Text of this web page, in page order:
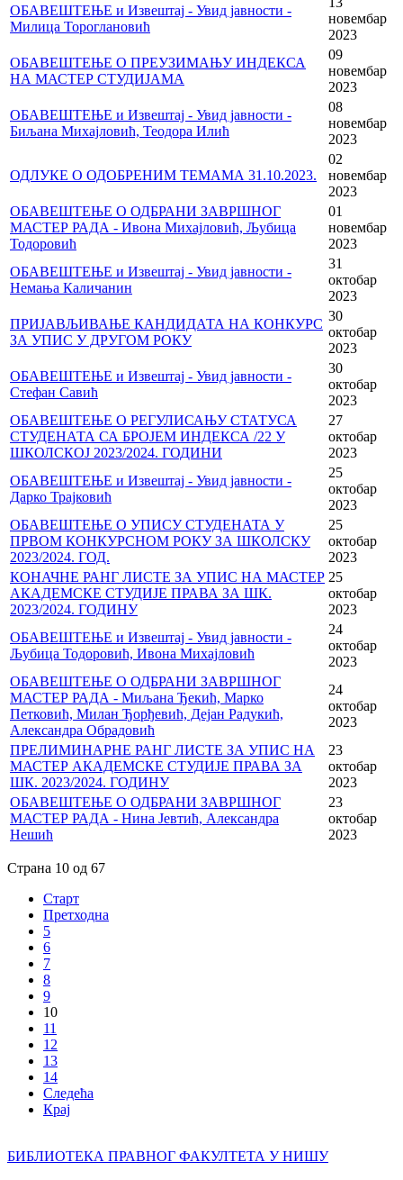
ОБАВЕШТЕЊЕ и Извештај - Увид јавности -
Милица Тороглановић
новембар
2023
ОБАВЕШТЕЊЕ О ПРЕУЗИМАЊУ ИНДЕКСА
НА МАСТЕР СТУДИЈАМА
09
новембар
2023
ОБАВЕШТЕЊЕ и Извештај - Увид јавности -
Биљана Михајловић, Теодора Илић
08
новембар
2023
ОДЛУКЕ О ОДОБРЕНИМ ТЕМАМА 31.10.2023.
02
новембар
2023
ОБАВЕШТЕЊЕ О ОДБРАНИ ЗАВРШНОГ
МАСТЕР РАДА - Ивона Михајловић, Љубица
Тодоровић
01
новембар
2023
ОБАВЕШТЕЊЕ и Извештај - Увид јавности -
Немања Каличанин
31
октобар
2023
ПРИЈАВЉИВАЊЕ КАНДИДАТА НА КОНКУРС
ЗА УПИС У ДРУГОМ РОКУ
30
октобар
2023
ОБАВЕШТЕЊЕ и Извештај - Увид јавности -
Стефан Савић
30
октобар
2023
ОБАВЕШТЕЊЕ О РЕГУЛИСАЊУ СТАТУСА
СТУДЕНАТА СА БРОЈЕМ ИНДЕКСА /22 У
ШКОЛСКОЈ 2023/2024. ГОДИНИ
27
октобар
2023
ОБАВЕШТЕЊЕ и Извештај - Увид јавности -
Дарко Трајковић
25
октобар
2023
ОБАВЕШТЕЊЕ О УПИСУ СТУДЕНАТА У
ПРВОМ КОНКУРСНОМ РОКУ ЗА ШКОЛСКУ
2023/2024. ГОД.
25
октобар
2023
КОНАЧНЕ РАНГ ЛИСТЕ ЗА УПИС НА МАСТЕР
АКАДЕМСКЕ СТУДИЈЕ ПРАВА ЗА ШК.
2023/2024. ГОДИНУ
25
октобар
2023
ОБАВЕШТЕЊЕ и Извештај - Увид јавности -
Љубица Тодоровић, Ивона Михајловић
24
октобар
2023
ОБАВЕШТЕЊЕ О ОДБРАНИ ЗАВРШНОГ
МАСТЕР РАДА - Миљана Ђекић, Марко
Петковић, Милан Ђорђевић, Дејан Радукић,
Александра Обрадовић
24
октобар
2023
ПРЕЛИМИНАРНЕ РАНГ ЛИСТЕ ЗА УПИС НА
МАСТЕР АКАДЕМСКЕ СТУДИЈЕ ПРАВА ЗА
ШК. 2023/2024. ГОДИНУ
23
октобар
2023
ОБАВЕШТЕЊЕ О ОДБРАНИ ЗАВРШНОГ
МАСТЕР РАДА - Нина Јевтић, Александра
Нешић
23
октобар
2023
Страна 10 од 67
Старт
Претходна
5
6
7
8
9
10
11
12
13
14
Следећа
Крај
БИБЛИОТЕКА ПРАВНОГ ФАКУЛТЕТА У НИШУ